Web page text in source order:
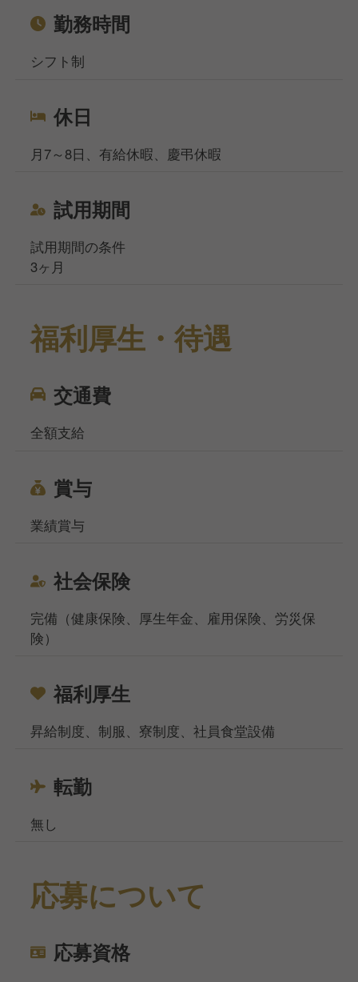
勤務時間
シフト制
休日
月7～8日、有給休暇、慶弔休暇
試用期間
試用期間の条件
3ヶ月
福利厚生・待遇
交通費
全額支給
賞与
業績賞与
社会保険
完備（健康保険、厚生年金、雇用保険、労災保
険）
福利厚生
昇給制度、制服、寮制度、社員食堂設備
転勤
無し
応募について
応募資格